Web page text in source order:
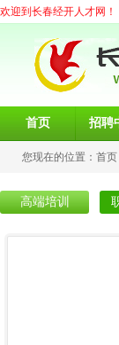
欢迎到长春经开人才网！
首页 招聘
您现在的位置： 首页
高端培训